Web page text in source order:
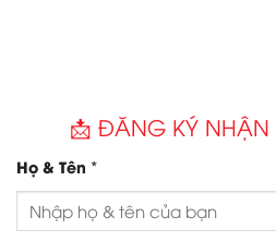
📩 ĐĂNG KÝ NHẬN
Họ & Tên *